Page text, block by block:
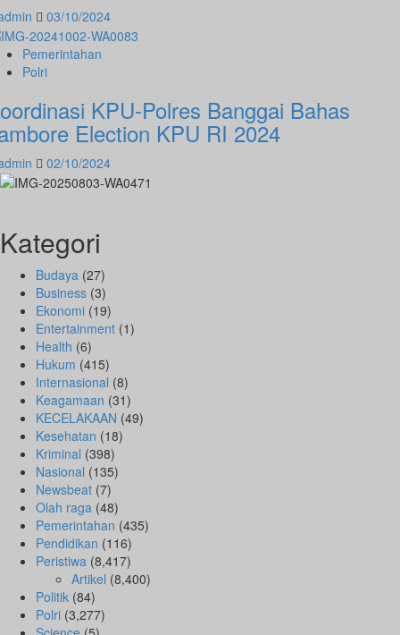
03/10/2024
Pemerintahan
Polri
KPU-Polres Banggai Bahas
Election KPU RI 2024
02/10/2024
Kategori
Budaya (27)
Business (3)
Ekonomi (19)
Entertainment (1)
Health (6)
Hukum (415)
Internasional (8)
Keagamaan (31)
KECELAKAAN (49)
Kesehatan (18)
Kriminal (398)
Nasional (135)
Newsbeat (7)
Olah raga (48)
Pemerintahan (435)
Pendidikan (116)
Peristiwa (8,417)
Artikel (8,400)
Politik (84)
Polri (3,277)